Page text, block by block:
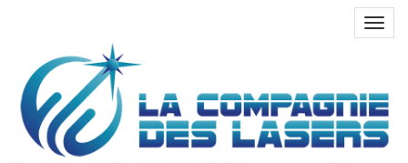
en